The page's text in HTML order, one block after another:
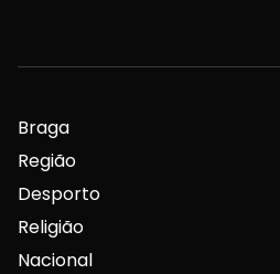
Braga
Região
Desporto
Religião
Nacional